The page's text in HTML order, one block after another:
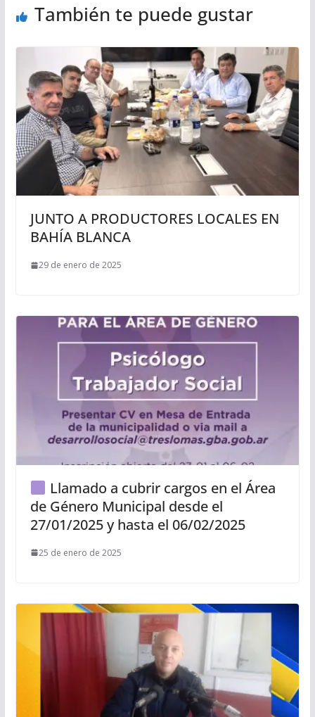
También te puede gustar
JUNTO A PRODUCTORES LOCALES EN
BAHÍA BLANCA
29 de enero de 2025
Llamado a cubrir cargos en el Área
de Género Municipal desde el
27/01/2025 y hasta el 06/02/2025
25 de enero de 2025